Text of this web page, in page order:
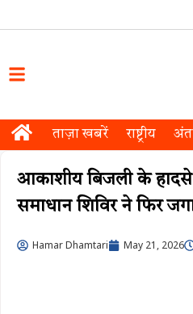
ताज़ा खबरें राष्ट्रीय
आकाशीय बिजली के हादसे
समाधान शिविर ने फिर
Hamar Dhamtari May 21, 2026